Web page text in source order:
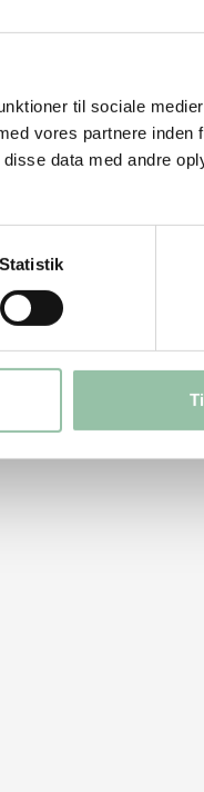
til sociale
vores partnere inden
data med andre
Statistik